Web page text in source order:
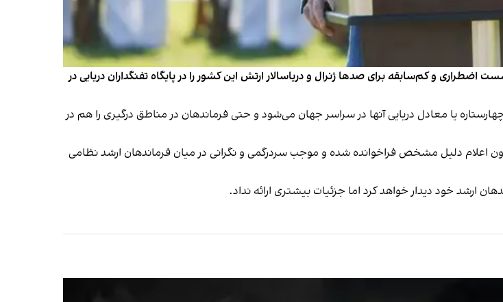
و کم‌سابقه برای صدها ژنرال و دریاسالار ارتش این کشور را در پایگاه تفنگداران دریایی در
یا معادل دریایی آنها در سراسر جهان می‌شود و حتی فرماندهان در مناطق درگیری را هم در
اعلام دلیل مشخص فراخوانده شده و موجب سردرگمی و نگرانی در میان فرماندهان ارشد نظامی
ارشد خود دیدار خواهد کرد اما جزئیات بیشتری ارائه نداد.